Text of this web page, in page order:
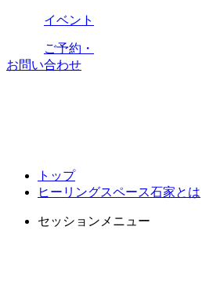
イベント
ご予約・
お問い合わせ
トップ
ヒーリングスペース石家とは
セッションメニュー